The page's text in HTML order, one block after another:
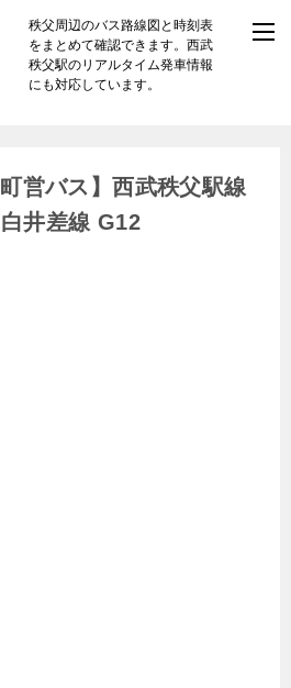
秩父周辺のバス路線図と時刻表
をまとめて確認できます。西武
秩父駅のリアルタイム発車情報
にも対応しています。
営バス】西武秩父駅線
井差線 G12